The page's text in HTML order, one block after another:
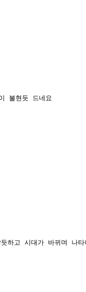
불현듯 드네요
하고 시대가 바뀌며 나